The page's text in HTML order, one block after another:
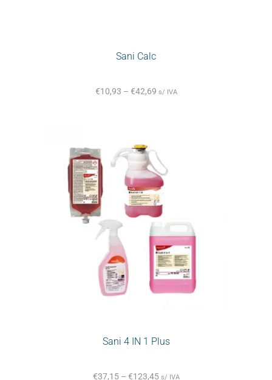
Sani Calc
€10,93 – €42,69 s/ IVA
Sani 4 IN 1 Plus
€37,15 – €123,45 s/ IVA